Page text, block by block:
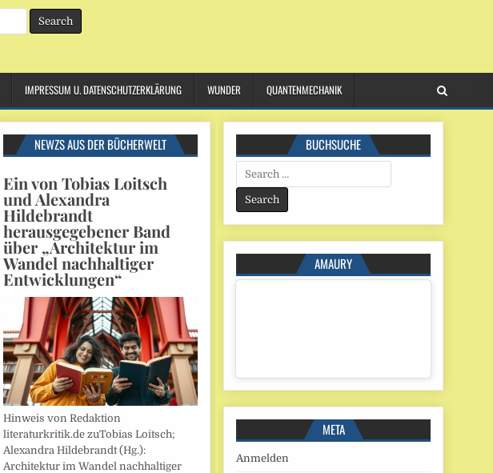
IMPRESSUM U. DATENSCHUTZERKLÄRUNG WUNDER QUANTENMECHANIK
NEWZS AUS DER BÜCHERWELT
Ein von Tobias Loitsch
und Alexandra
Hildebrandt
herausgegebener Band
über „Architektur im
Wandel nachhaltiger
Entwicklungen“
Hinweis von Redaktion
literaturkritik.de zuTobias Loitsch;
Alexandra Hildebrandt (Hg.):
Architektur im Wandel nachhaltiger
BUCHSUCHE
Search
for:
AMAURY
META
Anmelden